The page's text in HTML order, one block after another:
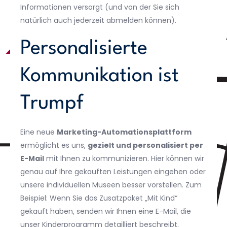
Informationen versorgt (und von der Sie sich
natürlich auch jederzeit abmelden können).
Personalisierte
Kommunikation ist
Trumpf
Eine neue Marketing-Automationsplattform
ermöglicht es uns, gezielt und personalisiert per
E-Mail mit Ihnen zu kommunizieren. Hier können wir
genau auf Ihre gekauften Leistungen eingehen oder
unsere individuellen Museen besser vorstellen. Zum
Beispiel: Wenn Sie das Zusatzpaket „Mit Kind“
gekauft haben, senden wir Ihnen eine E-Mail, die
unser Kinderprogramm detailliert beschreibt.